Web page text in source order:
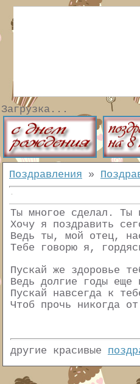
Загрузка...
Поздравления »
Ты многое сделал. Ты
Хочу я поздравить
Ведь ты, мой отец,
Тебе говорю я,
Пускай же здоровье
Ведь долгие годы еще
Пускай навсегда к
Чтоб прочь никогда
другие красивые